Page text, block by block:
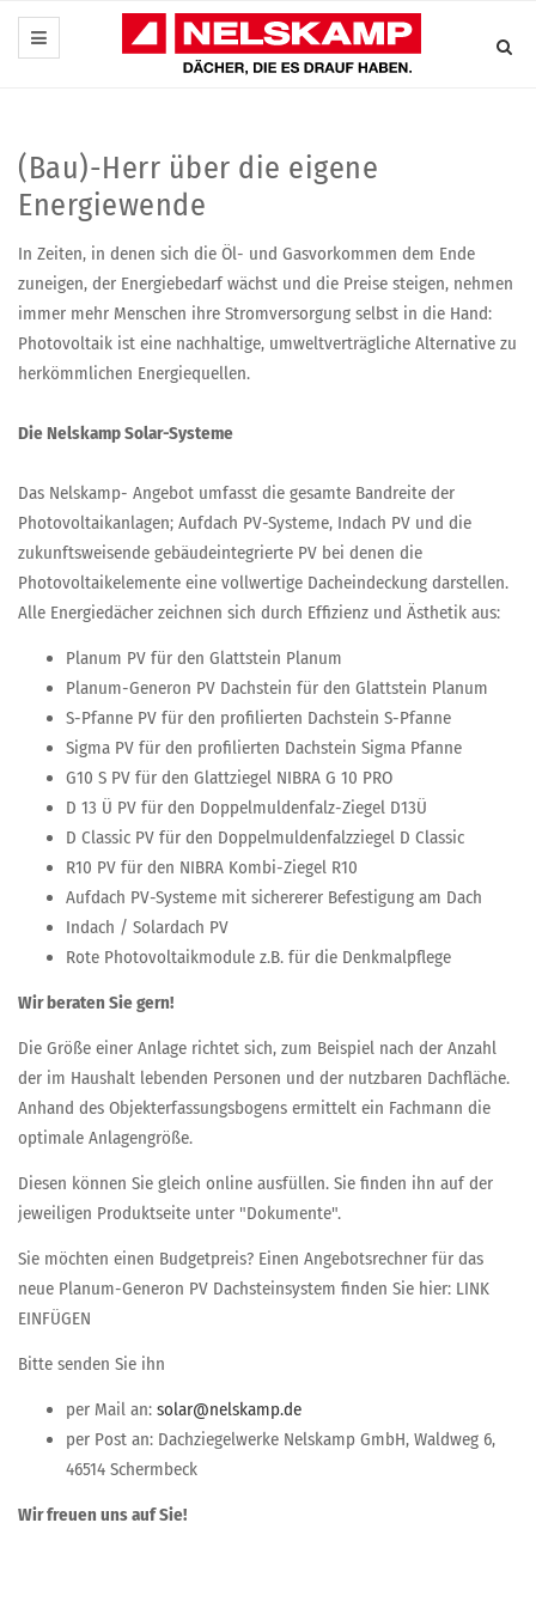
(Bau)-Herr über die eigene
Energiewende
In Zeiten, in denen sich die Öl- und Gasvorkommen dem Ende
zuneigen, der Energiebedarf wächst und die Preise steigen, nehmen
immer mehr Menschen ihre Stromversorgung selbst in die Hand:
Photovoltaik ist eine nachhaltige, umweltverträgliche Alternative zu
herkömmlichen Energiequellen.
Die Nelskamp Solar-Systeme
Das Nelskamp- Angebot umfasst die gesamte Bandreite der
Photovoltaikanlagen; Aufdach PV-Systeme, Indach PV und die
zukunftsweisende gebäudeintegrierte PV bei denen die
Photovoltaikelemente eine vollwertige Dacheindeckung darstellen.
Alle Energiedächer zeichnen sich durch Effizienz und Ästhetik aus:
Planum PV für den Glattstein Planum
Planum-Generon PV Dachstein für den Glattstein Planum
S-Pfanne PV für den profilierten Dachstein S-Pfanne
Sigma PV für den profilierten Dachstein Sigma Pfanne
G10 S PV für den Glattziegel NIBRA G 10 PRO
D 13 Ü PV für den Doppelmuldenfalz-Ziegel D13Ü
D Classic PV für den Doppelmuldenfalzziegel D Classic
R10 PV für den NIBRA Kombi-Ziegel R10
Aufdach PV-Systeme mit sichererer Befestigung am Dach
Indach / Solardach PV
Rote Photovoltaikmodule z.B. für die Denkmalpflege
Wir beraten Sie gern!
Die Größe einer Anlage richtet sich, zum Beispiel nach der Anzahl
der im Haushalt lebenden Personen und der nutzbaren Dachfläche.
Anhand des Objekterfassungsbogens ermittelt ein Fachmann die
optimale Anlagengröße.
Diesen können Sie gleich online ausfüllen. Sie finden ihn auf der
jeweiligen Produktseite unter "Dokumente".
Sie möchten einen Budgetpreis? Einen Angebotsrechner für das
neue Planum-Generon PV Dachsteinsystem finden Sie hier: LINK
EINFÜGEN
Bitte senden Sie ihn
per Mail an:
per Post an: Dachziegelwerke Nelskamp GmbH, Waldweg 6,
46514 Schermbeck
Wir freuen uns auf Sie!